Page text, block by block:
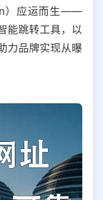
）应运而生——
能跳转工具，以
力品牌实现从曝